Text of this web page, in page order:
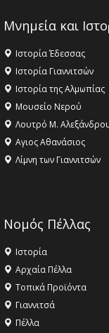
Μνημεία και
Ιστορία Έδεσσας
Ιστορία Γιαννιτσών
Ιστορία της Αλμωπίας
Μουσείο Νερού
Λουτρό Μ.
Αγιος Αθανάσιος
Λίμνη των Γιαννιτσών
Νομός Πέλλας
Ιστορία
Αρχαία Πέλλα
Τοπικά Προϊόντα
Γιαννιτσά
Πέλλα